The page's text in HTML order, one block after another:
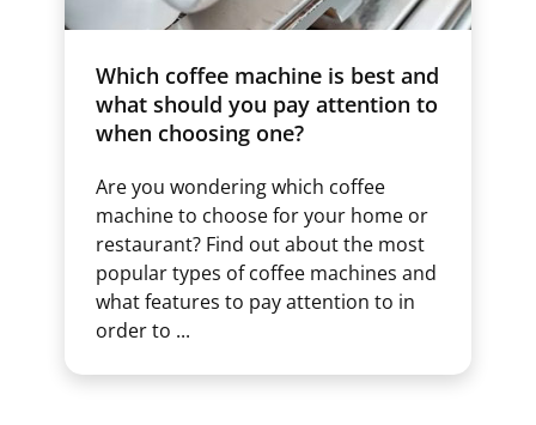
Which coffee machine is best and
what should you pay attention to
when choosing one?
Are you wondering which coffee
machine to choose for your home or
restaurant? Find out about the most
popular types of coffee machines and
what features to pay attention to in
order to ...